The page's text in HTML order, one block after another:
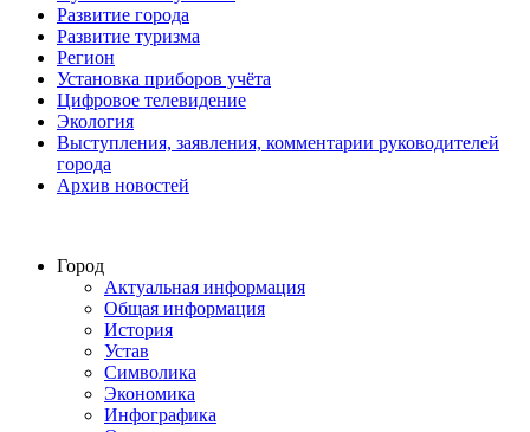
Развитие города
Развитие туризма
Регион
Установка приборов учёта
Цифровое телевидение
Экология
Выступления, заявления, комментарии руководителей
города
Архив новостей
Город
Актуальная информация
Общая информация
История
Устав
Символика
Экономика
Инфографика